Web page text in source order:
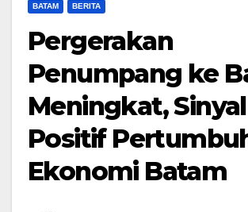
BATAM BERITA
Pergerakan
Penumpang ke
Meningkat, Sinyal
Positif
Ekonomi Batam